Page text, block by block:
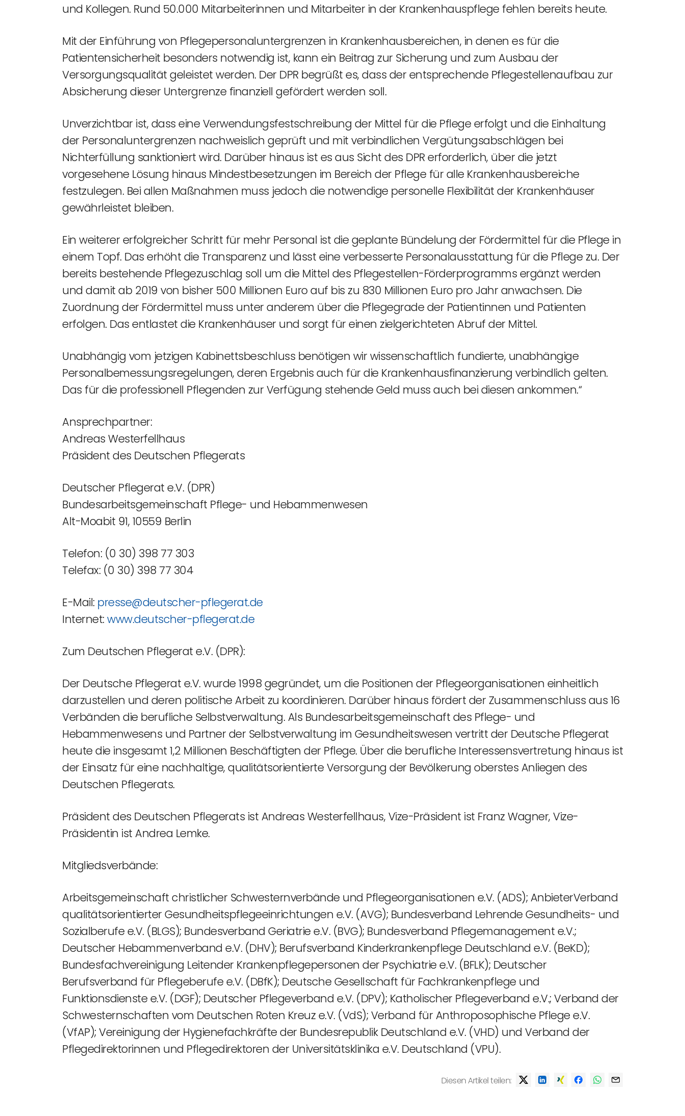
und Kollegen. Rund 50.000 Mitarbeiterinnen und Mitarbeiter in der Krankenhauspflege fehlen bereits heute.
Mit der Einführung von Pflegepersonaluntergrenzen in Krankenhausbereichen, in denen es für die
Patientensicherheit besonders notwendig ist, kann ein Beitrag zur Sicherung und zum Ausbau der
Versorgungsqualität geleistet werden. Der DPR begrüßt es, dass der entsprechende Pflegestellenaufbau zur
Absicherung dieser Untergrenze finanziell gefördert werden soll.
Unverzichtbar ist, dass eine Verwendungsfestschreibung der Mittel für die Pflege erfolgt und die Einhaltung
der Personaluntergrenzen nachweislich geprüft und mit verbindlichen Vergütungsabschlägen bei
Nichterfüllung sanktioniert wird. Darüber hinaus ist es aus Sicht des DPR erforderlich, über die jetzt
vorgesehene Lösung hinaus Mindestbesetzungen im Bereich der Pflege für alle Krankenhausbereiche
festzulegen. Bei allen Maßnahmen muss jedoch die notwendige personelle Flexibilität der Krankenhäuser
gewährleistet bleiben.
Ein weiterer erfolgreicher Schritt für mehr Personal ist die geplante Bündelung der Fördermittel für die Pflege in
einem Topf. Das erhöht die Transparenz und lässt eine verbesserte Personalausstattung für die Pflege zu. Der
bereits bestehende Pflegezuschlag soll um die Mittel des Pflegestellen-Förderprogramms ergänzt werden
und damit ab 2019 von bisher 500 Millionen Euro auf bis zu 830 Millionen Euro pro Jahr anwachsen. Die
Zuordnung der Fördermittel muss unter anderem über die Pflegegrade der Patientinnen und Patienten
erfolgen. Das entlastet die Krankenhäuser und sorgt für einen zielgerichteten Abruf der Mittel.
Unabhängig vom jetzigen Kabinettsbeschluss benötigen wir wissenschaftlich fundierte, unabhängige
Personalbemessungsregelungen, deren Ergebnis auch für die Krankenhausfinanzierung verbindlich gelten.
Das für die professionell Pflegenden zur Verfügung stehende Geld muss auch bei diesen ankommen.“
Ansprechpartner:
Andreas Westerfellhaus
Präsident des Deutschen Pflegerats
Deutscher Pflegerat e.V. (DPR)
Bundesarbeitsgemeinschaft Pflege- und Hebammenwesen
Alt-Moabit 91, 10559 Berlin
Telefon: (0 30) 398 77 303
Telefax: (0 30) 398 77 304
E-Mail: presse@deutscher-pflegerat.de
Internet: www.deutscher-pflegerat.de
Zum Deutschen Pflegerat e.V. (DPR):
Der Deutsche Pflegerat e.V. wurde 1998 gegründet, um die Positionen der Pflegeorganisationen einheitlich
darzustellen und deren politische Arbeit zu koordinieren. Darüber hinaus fördert der Zusammenschluss aus 16
Verbänden die berufliche Selbstverwaltung. Als Bundesarbeitsgemeinschaft des Pflege- und
Hebammenwesens und Partner der Selbstverwaltung im Gesundheitswesen vertritt der Deutsche Pflegerat
heute die insgesamt 1,2 Millionen Beschäftigten der Pflege. Über die berufliche Interessensvertretung hinaus ist
der Einsatz für eine nachhaltige, qualitätsorientierte Versorgung der Bevölkerung oberstes Anliegen des
Deutschen Pflegerats.
Präsident des Deutschen Pflegerats ist Andreas Westerfellhaus, Vize-Präsident ist Franz Wagner, Vize-
Präsidentin ist Andrea Lemke.
Mitgliedsverbände:
Arbeitsgemeinschaft christlicher Schwesternverbände und Pflegeorganisationen e.V. (ADS); AnbieterVerband
qualitätsorientierter Gesundheitspflegeeinrichtungen e.V. (AVG); Bundesverband Lehrende Gesundheits- und
Sozialberufe e.V. (BLGS); Bundesverband Geriatrie e.V. (BVG); Bundesverband Pflegemanagement e.V.;
Deutscher Hebammenverband e.V. (DHV); Berufsverband Kinderkrankenpflege Deutschland e.V. (BeKD);
Bundesfachvereinigung Leitender Krankenpflegepersonen der Psychiatrie e.V. (BFLK); Deutscher
Berufsverband für Pflegeberufe e.V. (DBfK); Deutsche Gesellschaft für Fachkrankenpflege und
Funktionsdienste e.V. (DGF); Deutscher Pflegeverband e.V. (DPV); Katholischer Pflegeverband e.V.; Verband der
Schwesternschaften vom Deutschen Roten Kreuz e.V. (VdS); Verband für Anthroposophische Pflege e.V.
(VfAP); Vereinigung der Hygienefachkräfte der Bundesrepublik Deutschland e.V. (VHD) und Verband der
Pflegedirektorinnen und Pflegedirektoren der Universitätsklinika e.V. Deutschland (VPU).
Diesen Artikel teilen: